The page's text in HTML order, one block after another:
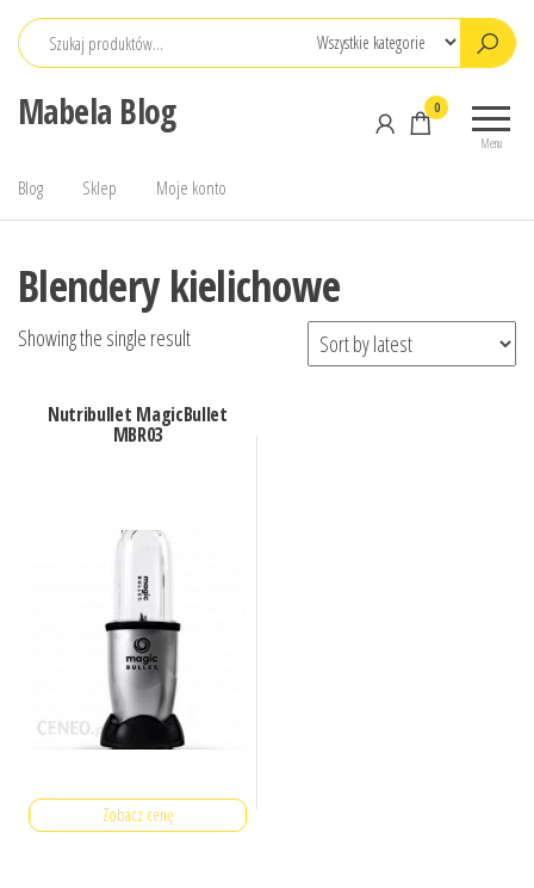
Przejdź
Mabela Blog
Menu
0
Blog Sklep Moje konto
Blendery kielichowe
Showing the single result
Nutribullet MagicBullet
MBR03
Zobacz cenę